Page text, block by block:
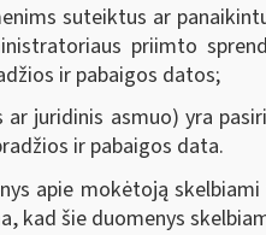
suteiktus ar
priimto
ir pabaigos datos;
juridinis asmuo) yra
ir pabaigos data.
apie mokėtoją
šie duomenys